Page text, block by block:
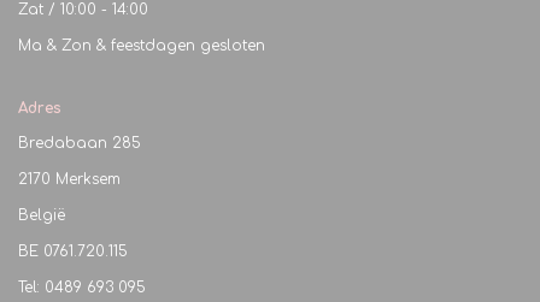
Zat / 10:00 - 14:00
Ma & Zon & feestdagen gesloten
Adres
Bredabaan 285
2170 Merksem
België
BE 0761.720.115
Tel: 0489 693 095